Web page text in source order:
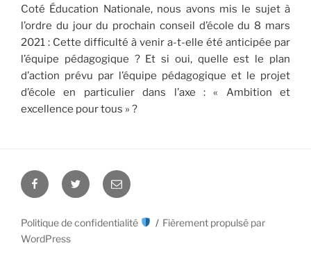
Coté Éducation Nationale, nous avons mis le sujet à
l’ordre du jour du prochain conseil d’école du 8 mars
2021 : Cette difficulté à venir a-t-elle été anticipée par
l’équipe pédagogique ? Et si oui, quelle est le plan
d’action prévu par l’équipe pédagogique et le projet
d’école en particulier dans l’axe : « Ambition et
excellence pour tous » ?
FacebookTwitter E-
mail
Politique de confidentialité
Fièrement propulsé par
WordPress